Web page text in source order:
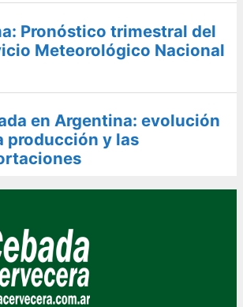
Pronóstico trimestral del
Meteorológico Nacional
en Argentina: evolución
producción y las